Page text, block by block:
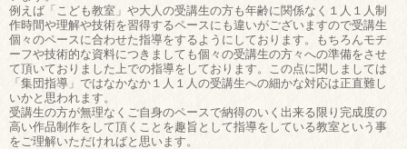
例えば「こども教室」や大人の受講生の方も年齢に関係なく１人１人制
作時間や理解や技術を習得するペースにも違いがございますので受講生
個々のペースに合わせた指導をするようにしております。もちろんモチ
ーフや技術的な資料につきましても個々の受講生の方々への準備をさせ
て頂いておりました上での指導をしております。この点に関しましては
「集団指導」ではなかなか１人１人の受講生への細かな対応は正直難し
いかと思われます。
受講生の方が無理なくご自身のペースで納得のいく出来る限り完成度の
高い作品制作をして頂くことを趣旨として指導をしている教室という事
をご理解いただければと思います。